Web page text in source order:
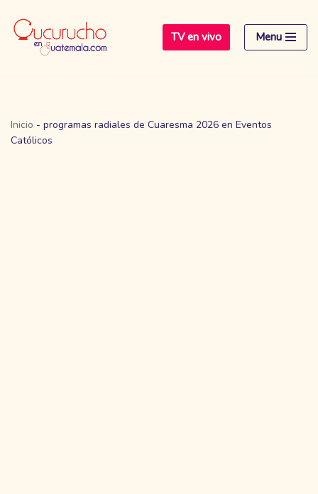
Saltar
TV en vivo Menu
Inicio - programas radiales de Cuaresma 2026 en Eventos
Católicos